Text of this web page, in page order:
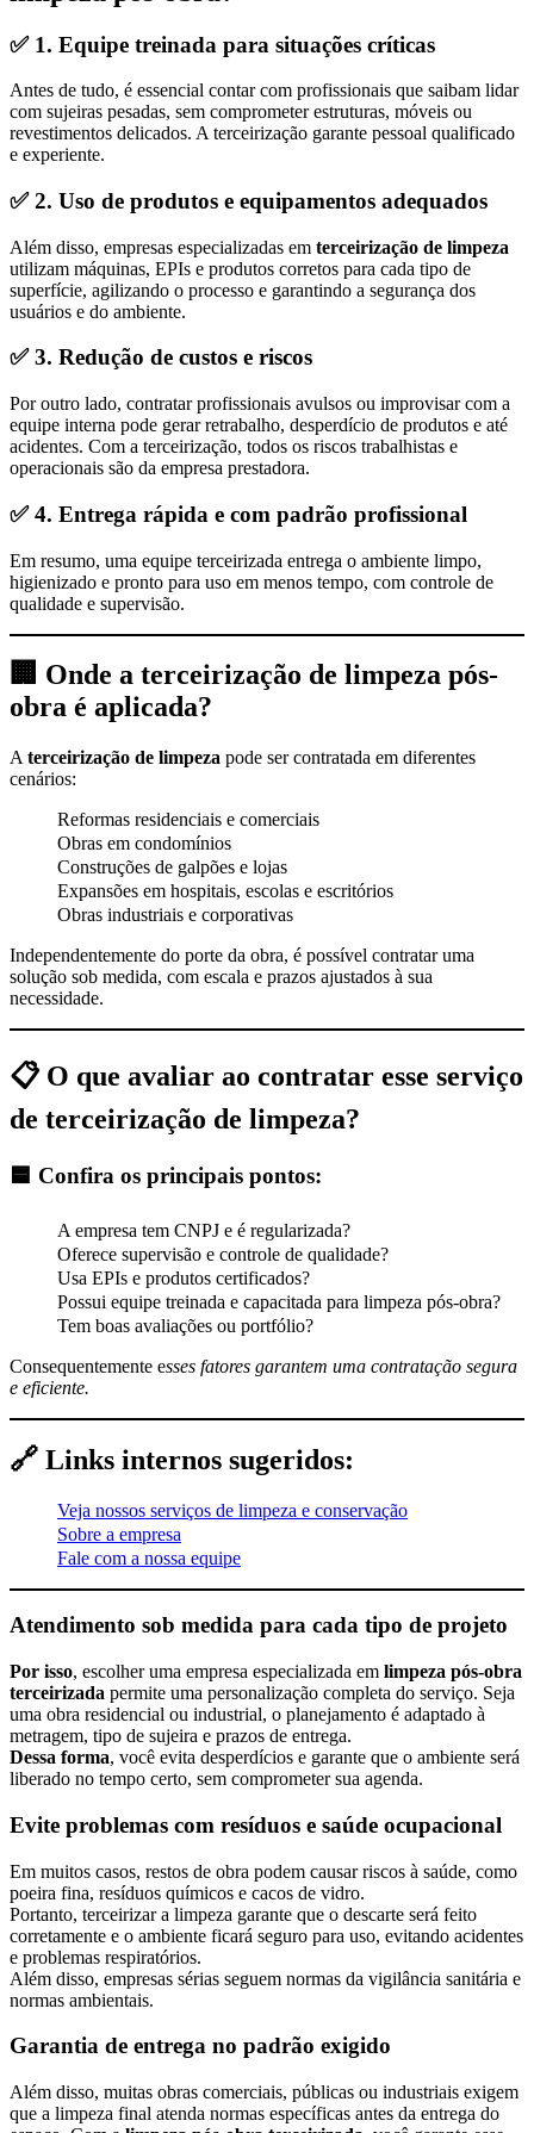
✅ 1. Equipe treinada para situações críticas
Antes de tudo, é essencial contar com profissionais que saibam lidar
com sujeiras pesadas, sem comprometer estruturas, móveis ou
revestimentos delicados. A terceirização garante pessoal qualificado
e experiente.
✅ 2. Uso de produtos e equipamentos adequados
Além disso, empresas especializadas em terceirização de limpeza
utilizam máquinas, EPIs e produtos corretos para cada tipo de
superfície, agilizando o processo e garantindo a segurança dos
usuários e do ambiente.
✅ 3. Redução de custos e riscos
Por outro lado, contratar profissionais avulsos ou improvisar com a
equipe interna pode gerar retrabalho, desperdício de produtos e até
acidentes. Com a terceirização, todos os riscos trabalhistas e
operacionais são da empresa prestadora.
✅ 4. Entrega rápida e com padrão profissional
Em resumo, uma equipe terceirizada entrega o ambiente limpo,
higienizado e pronto para uso em menos tempo, com controle de
qualidade e supervisão.
🏢 Onde a terceirização de limpeza pós-
obra é aplicada?
A terceirização de limpeza pode ser contratada em diferentes
cenários:
Reformas residenciais e comerciais
Obras em condomínios
Construções de galpões e lojas
Expansões em hospitais, escolas e escritórios
Obras industriais e corporativas
Independentemente do porte da obra, é possível contratar uma
solução sob medida, com escala e prazos ajustados à sua
necessidade.
📋 O que avaliar ao contratar esse serviço
de terceirização de limpeza?
🟦 Confira os principais pontos:
A empresa tem CNPJ e é regularizada?
Oferece supervisão e controle de qualidade?
Usa EPIs e produtos certificados?
Possui equipe treinada e capacitada para limpeza pós-obra?
Tem boas avaliações ou portfólio?
Consequentemente esses fatores garantem uma contratação segura
e eficiente.
🔗 Links internos sugeridos:
Veja nossos serviços de limpeza e conservação
Sobre a empresa
Fale com a nossa equipe
Atendimento sob medida para cada tipo de projeto
Por isso, escolher uma empresa especializada em limpeza pós-obra
terceirizada permite uma personalização completa do serviço. Seja
uma obra residencial ou industrial, o planejamento é adaptado à
metragem, tipo de sujeira e prazos de entrega.
Dessa forma, você evita desperdícios e garante que o ambiente será
liberado no tempo certo, sem comprometer sua agenda.
Evite problemas com resíduos e saúde ocupacional
Em muitos casos, restos de obra podem causar riscos à saúde, como
poeira fina, resíduos químicos e cacos de vidro.
Portanto, terceirizar a limpeza garante que o descarte será feito
corretamente e o ambiente ficará seguro para uso, evitando acidentes
e problemas respiratórios.
Além disso, empresas sérias seguem normas da vigilância sanitária e
normas ambientais.
Garantia de entrega no padrão exigido
Além disso, muitas obras comerciais, públicas ou industriais exigem
que a limpeza final atenda normas específicas antes da entrega do